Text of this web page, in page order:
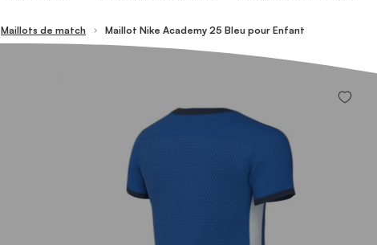
Maillots de match Maillot Nike Academy 25 Bleu pour Enfant